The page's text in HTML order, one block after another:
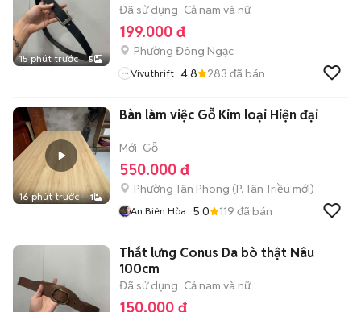
15 phút trước 5
Đã sử dụng Cả nam và nữ
199.000 đ
Phường Đông Ngạc
Vivuthrift 4.8 283 đã bán
16 phút trước 1
Bàn làm việc Gỗ Kim loại Hiện đại
Mới Gỗ
550.000 đ
Phường Tân Phong (P. Tân Triều mới)
An Biên Hòa 5.0 119 đã bán
Thắt lưng Conus Da bò thật Nâu
100cm
Đã sử dụng Cả nam và nữ
150.000 đ